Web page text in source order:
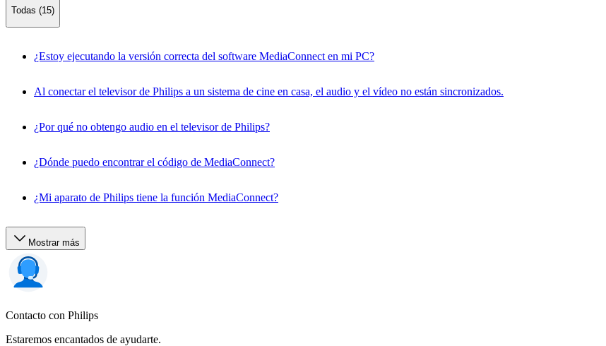
Todas (15)
¿Estoy ejecutando la versión correcta del software MediaConnect en mi PC?
Al conectar el televisor de Philips a un sistema de cine en casa, el audio y el vídeo no están sincronizados.
¿Por qué no obtengo audio en el televisor de Philips?
¿Dónde puedo encontrar el código de MediaConnect?
¿Mi aparato de Philips tiene la función MediaConnect?
Mostrar más
Contacto con Philips
Estaremos encantados de ayudarte.